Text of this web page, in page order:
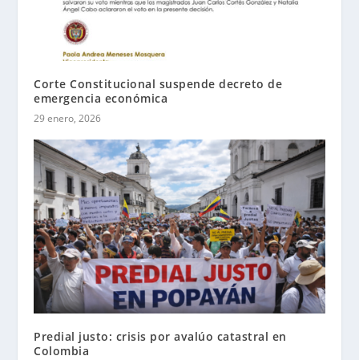
Corte Constitucional suspende decreto de
emergencia económica
29 enero, 2026
Predial justo: crisis por avalúo catastral en
Colombia